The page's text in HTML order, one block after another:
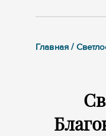
Главная /